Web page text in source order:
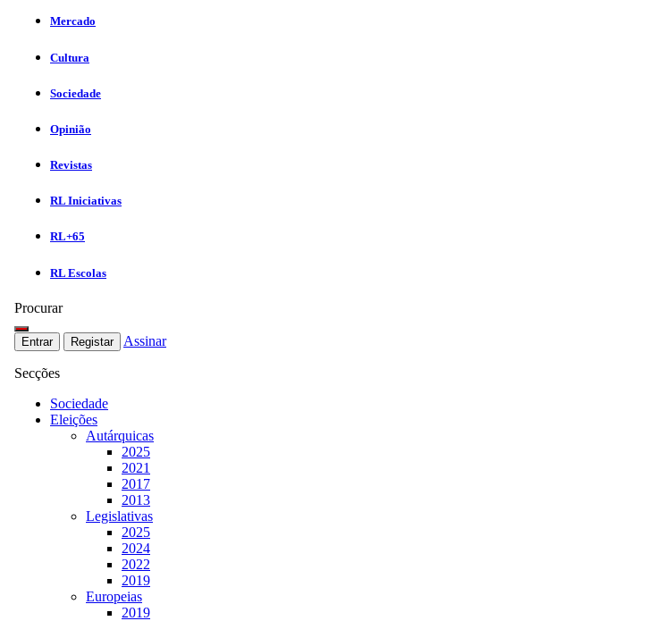
Mercado
Cultura
Sociedade
Opinião
Revistas
RL Iniciativas
RL+65
RL Escolas
Procurar
Entrar Registar Assinar
Secções
Sociedade
Eleições
Autárquicas
2025
2021
2017
2013
Legislativas
2025
2024
2022
2019
Europeias
2019